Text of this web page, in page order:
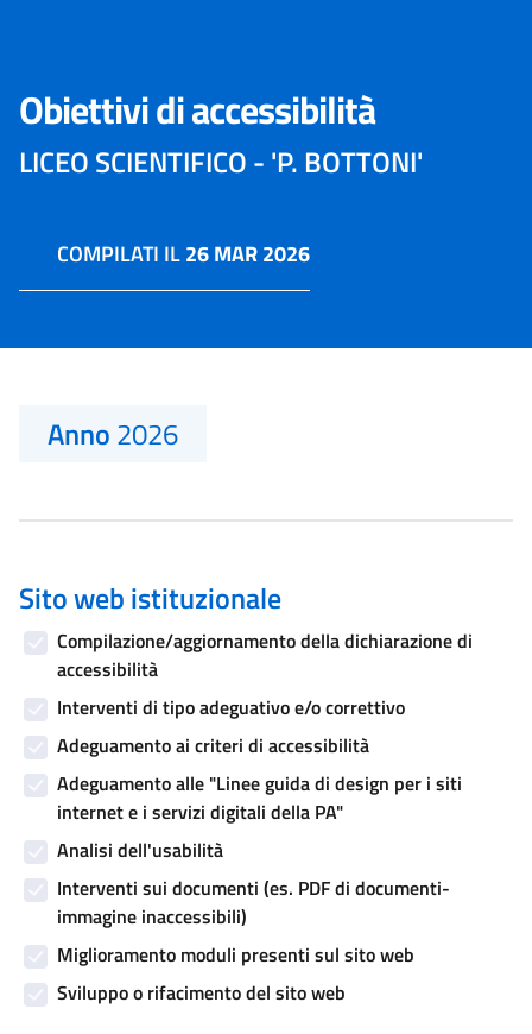
Obiettivi di accessibilità
LICEO SCIENTIFICO - 'P. BOTTONI'
COMPILATI IL26 MAR 2026
Anno2026
Sito web istituzionale
Compilazione/aggiornamento della dichiarazione di
accessibilità
Interventi di tipo adeguativo e/o correttivo
Adeguamento ai criteri di accessibilità
Adeguamento alle "Linee guida di design per i siti
internet e i servizi digitali della PA"
Analisi dell'usabilità
Interventi sui documenti (es. PDF di documenti-
immagine inaccessibili)
Miglioramento moduli presenti sul sito web
Sviluppo o rifacimento del sito web